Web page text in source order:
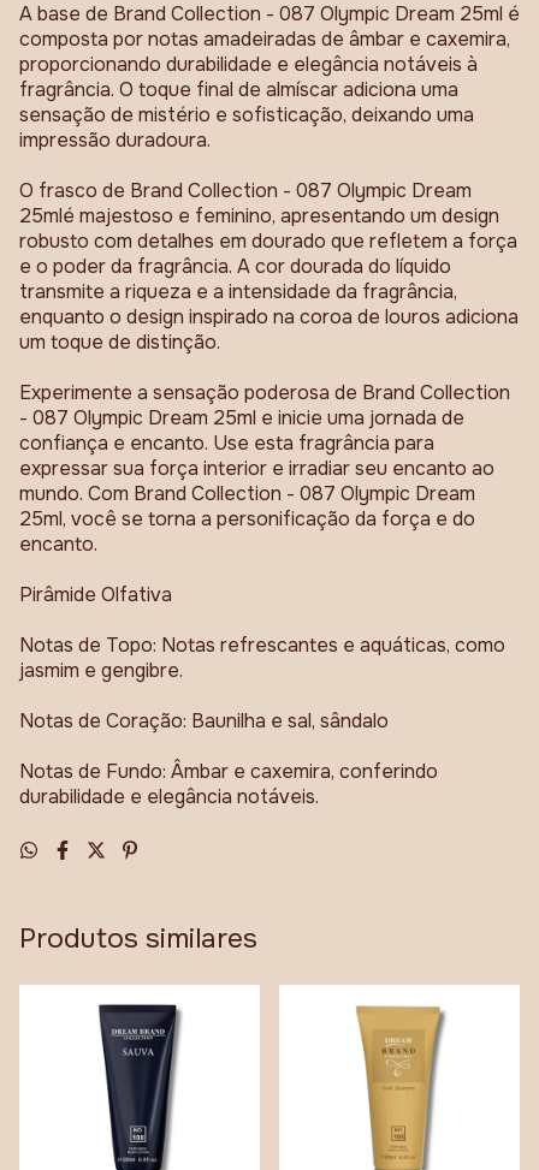
A base de Brand Collection - 087 Olympic Dream 25ml é
composta por notas amadeiradas de âmbar e caxemira,
proporcionando durabilidade e elegância notáveis à
fragrância. O toque final de almíscar adiciona uma
sensação de mistério e sofisticação, deixando uma
impressão duradoura.
O frasco de Brand Collection - 087 Olympic Dream
25mlé majestoso e feminino, apresentando um design
robusto com detalhes em dourado que refletem a força
e o poder da fragrância. A cor dourada do líquido
transmite a riqueza e a intensidade da fragrância,
enquanto o design inspirado na coroa de louros adiciona
um toque de distinção.
Experimente a sensação poderosa de Brand Collection
- 087 Olympic Dream 25ml e inicie uma jornada de
confiança e encanto. Use esta fragrância para
expressar sua força interior e irradiar seu encanto ao
mundo. Com Brand Collection - 087 Olympic Dream
25ml, você se torna a personificação da força e do
encanto.
Pirâmide Olfativa
Notas de Topo: Notas refrescantes e aquáticas, como
jasmim e gengibre.
Notas de Coração: Baunilha e sal, sândalo
Notas de Fundo: Âmbar e caxemira, conferindo
durabilidade e elegância notáveis.
Produtos similares